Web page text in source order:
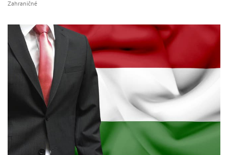
Zahraničné